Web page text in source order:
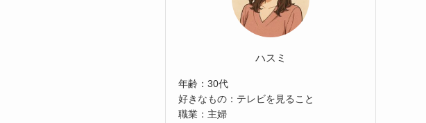
ハスミ
年齢：30代
好きなもの：テレビを見ること
職業：主婦